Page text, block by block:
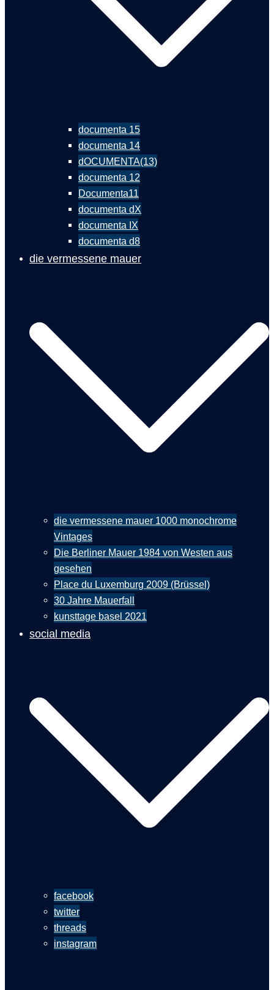
documenta 15
documenta 14
dOCUMENTA(13)
documenta 12
Documenta11
documenta dX
documenta IX
documenta d8
die vermessene mauer
die vermessene mauer 1000 monochrome
Vintages
Die Berliner Mauer 1984 von Westen aus
gesehen
Place du Luxemburg 2009 (Brüssel)
30 Jahre Mauerfall
kunsttage basel 2021
social media
facebook
twitter
threads
instagram